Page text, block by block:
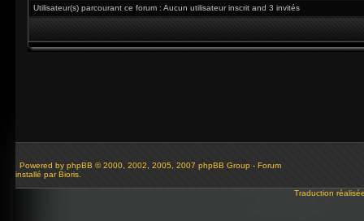
Utilisateur(s) parcourant ce forum : Aucun utilisateur inscrit and 3 invités
Powered by phpBB © 2000, 2002, 2005, 2007 phpBB Group - Forum
installé par Bioris.
Traduction